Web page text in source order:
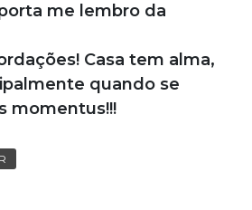
me lembro da
Casa tem alma,
quando se
momentus!!!